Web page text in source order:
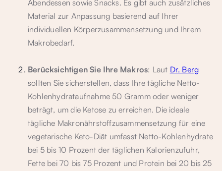
Abendessen sowie Snacks. Es gibt auch zusätzliches
Material zur Anpassung basierend auf Ihrer
individuellen Körperzusammensetzung und Ihrem
Makrobedarf.
Berücksichtigen Sie Ihre Makros: Laut Dr. Berg
sollten Sie sicherstellen, dass Ihre tägliche Netto-
Kohlenhydrataufnahme 50 Gramm oder weniger
beträgt, um die Ketose zu erreichen. Die ideale
tägliche Makronährstoffzusammensetzung für eine
vegetarische Keto-Diät umfasst Netto-Kohlenhydrate
bei 5 bis 10 Prozent der täglichen Kalorienzufuhr,
Fette bei 70 bis 75 Prozent und Protein bei 20 bis 25